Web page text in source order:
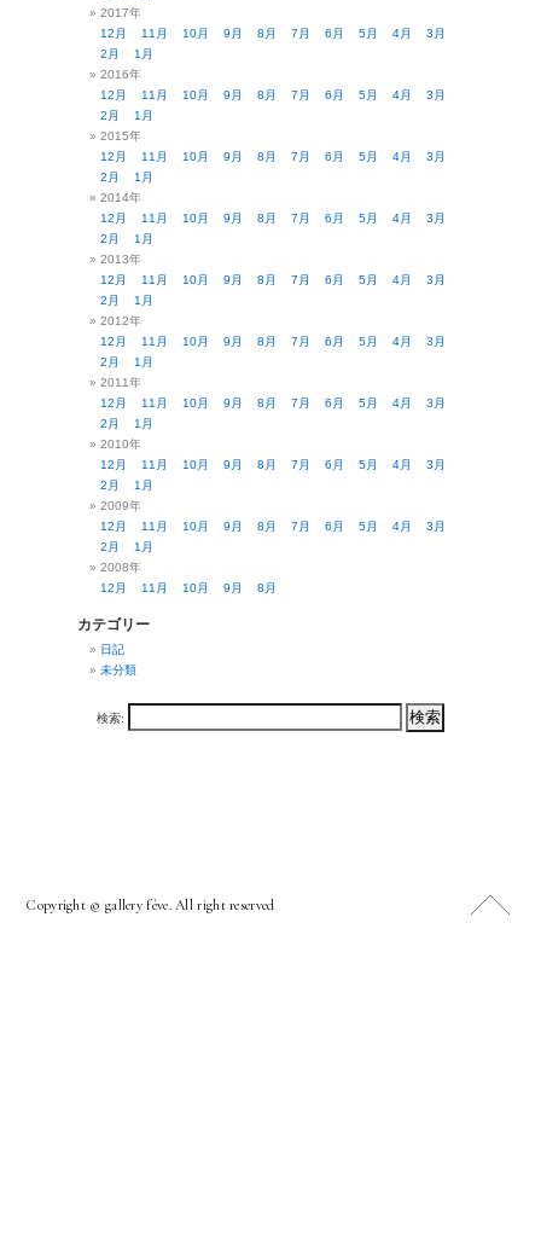
2017年
12月
11月 10月 9月 8月 7月 6月 5月 4月
3月
2月
1月
2016年
12月
11月 10月 9月 8月 7月 6月 5月 4月
3月
2月
1月
2015年
12月
11月 10月 9月 8月 7月 6月 5月 4月
3月
2月
1月
2014年
12月
11月 10月 9月 8月 7月 6月 5月 4月
3月
2月
1月
2013年
12月
11月 10月 9月 8月 7月 6月 5月 4月
3月
2月
1月
2012年
12月
11月 10月 9月 8月 7月 6月 5月 4月
3月
2月
1月
2011年
12月
11月 10月 9月 8月 7月 6月 5月 4月
3月
2月
1月
2010年
12月
11月 10月 9月 8月 7月 6月 5月 4月
3月
2月
1月
2009年
12月
11月 10月 9月 8月 7月 6月 5月 4月
3月
2月
1月
2008年
12月
11月 10月 9月 8月
カテゴリー
日記
未分類
検索:
Copyright © gallery fève. All right reserved